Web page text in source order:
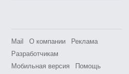
Mail О компании
Реклама
Разработчикам
Мобильная версия
Помощь